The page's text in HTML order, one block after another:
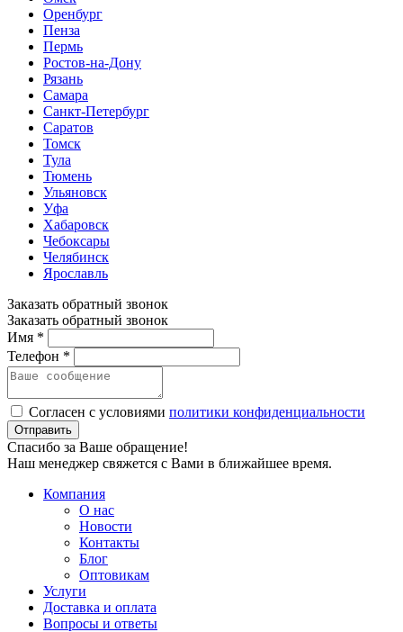
Оренбург
Пенза
Пермь
Ростов-на-Дону
Рязань
Самара
Санкт-Петербург
Саратов
Томск
Тула
Тюмень
Ульяновск
Уфа
Хабаровск
Чебоксары
Челябинск
Ярославль
Заказать обратный звонок
Заказать обратный звонок
Имя *
Телефон *
Согласен с условиями политики конфиденциальности
Отправить
Спасибо за Ваше обращение!
Наш менеджер свяжется с Вами в ближайшее время.
Компания
О нас
Новости
Контакты
Блог
Оптовикам
Услуги
Доставка и оплата
Вопросы и ответы